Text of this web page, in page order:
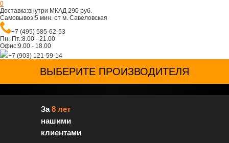
0
Доставка:внутри МКАД 290 руб.
Самовывоз:5 мин. от м. Савеловская
+7 (495) 585-62-53
Пн.-Пт.:8.00 - 21.00
Офис:9.00 - 18.00
+7 (903) 121-59-14
ВЫБЕРИТЕ ПРОИЗВОДИТЕЛЯ
За8 лет
нашими
клиентами